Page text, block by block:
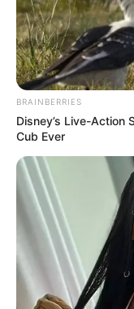
BRAINBERRIES
Disney’s Live-Action
Cub Ever